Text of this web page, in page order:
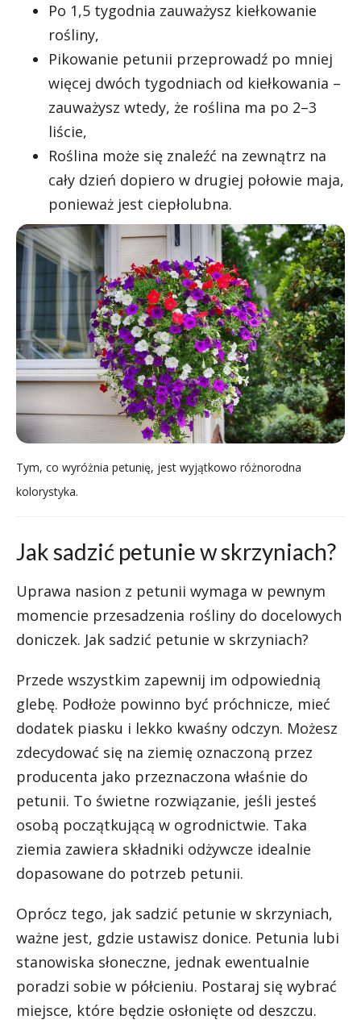
Po 1,5 tygodnia zauważysz kiełkowanie
rośliny,
Pikowanie petunii przeprowadź po mniej
więcej dwóch tygodniach od kiełkowania –
zauważysz wtedy, że roślina ma po 2–3
liście,
Roślina może się znaleźć na zewnątrz na
cały dzień dopiero w drugiej połowie maja,
ponieważ jest ciepłolubna.
Tym, co wyróżnia petunię, jest wyjątkowo różnorodna
kolorystyka.
Jak sadzić petunie w skrzyniach?
Uprawa nasion z petunii wymaga w pewnym
momencie przesadzenia rośliny do docelowych
doniczek. Jak sadzić petunie w skrzyniach?
Przede wszystkim zapewnij im odpowiednią
glebę. Podłoże powinno być próchnicze, mieć
dodatek piasku i lekko kwaśny odczyn. Możesz
zdecydować się na ziemię oznaczoną przez
producenta jako przeznaczona właśnie do
petunii. To świetne rozwiązanie, jeśli jesteś
osobą początkującą w ogrodnictwie. Taka
ziemia zawiera składniki odżywcze idealnie
dopasowane do potrzeb petunii.
Oprócz tego, jak sadzić petunie w skrzyniach,
ważne jest, gdzie ustawisz donice. Petunia lubi
stanowiska słoneczne, jednak ewentualnie
poradzi sobie w półcieniu. Postaraj się wybrać
miejsce, które będzie osłonięte od deszczu.